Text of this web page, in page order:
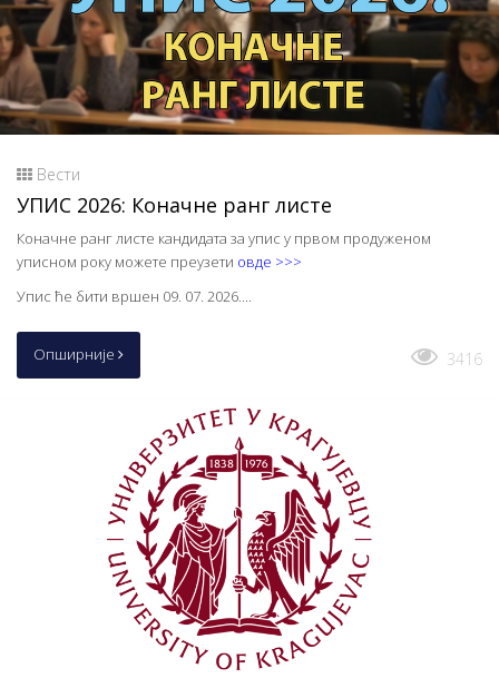
Вести
УПИС 2026: Коначне ранг листе
Коначне ранг листе кандидата за упис у првом продуженом
уписном року можете преузети овде >>>
Упис ће бити вршен 09. 07. 2026....
Опширније 3416